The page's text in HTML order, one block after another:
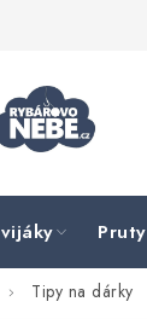
Pruty
Tipy na dárky